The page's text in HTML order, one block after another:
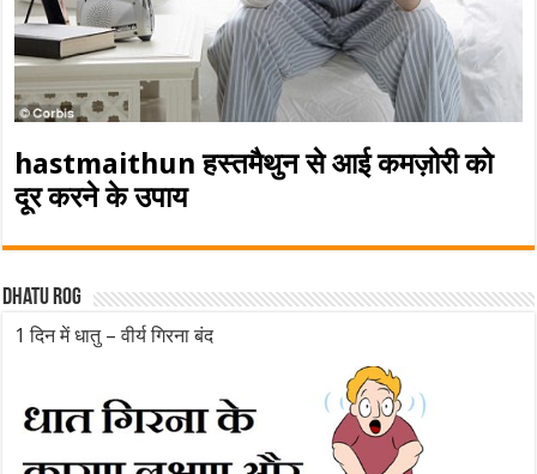
hastmaithun हस्तमैथुन से आई कमज़ोरी को
दूर करने के उपाय
Dhatu rog
1 दिन में धातु – वीर्य गिरना बंद